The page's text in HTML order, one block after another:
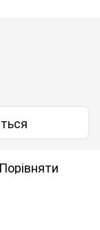
Порівняти